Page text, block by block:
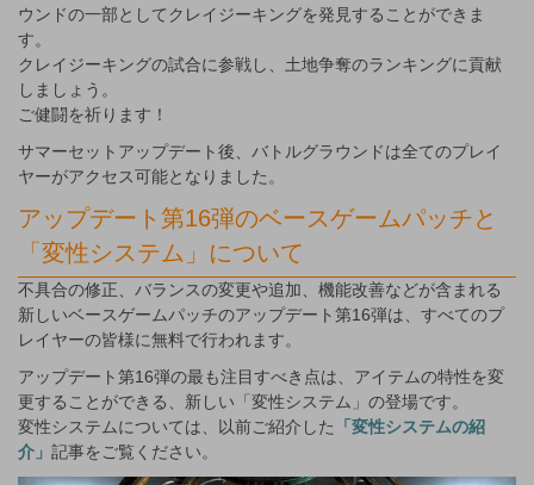
ウンドの一部としてクレイジーキングを発見することができま
す。
クレイジーキングの試合に参戦し、土地争奪のランキングに貢献
しましょう。
ご健闘を祈ります！
サマーセットアップデート後、バトルグラウンドは全てのプレイ
ヤーがアクセス可能となりました。
アップデート第16弾のベースゲームパッチと
「変性システム」について
不具合の修正、バランスの変更や追加、機能改善などが含まれる
新しいベースゲームパッチのアップデート第16弾は、すべてのプ
レイヤーの皆様に無料で行われます。
アップデート第16弾の最も注目すべき点は、アイテムの特性を変
更することができる、新しい「変性システム」の登場です。
変性システムについては、以前ご紹介した
「変性システムの紹
介」 記事をご覧ください。